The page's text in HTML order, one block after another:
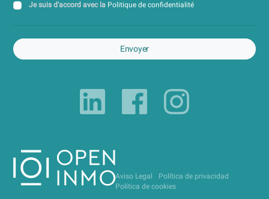
Je suis d'accord avec la Politique de confidentialité
Envoyer
Aviso Legal
Política de privacidad
Política de cookies